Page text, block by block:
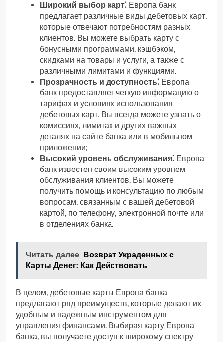
Широкий выбор карт⁚ Европа банк
предлагает различные виды дебетовых карт,
которые отвечают потребностям разных
клиентов. Вы можете выбрать карту с
бонусными программами, кэшбэком,
скидками на товары и услуги, а также с
различными лимитами и функциями.
Прозрачность и доступность⁚ Европа
банк предоставляет четкую информацию о
тарифах и условиях использования
дебетовых карт. Вы всегда можете узнать о
комиссиях, лимитах и других важных
деталях на сайте банка или в мобильном
приложении;
Высокий уровень обслуживания⁚ Европа
банк известен своим высоким уровнем
обслуживания клиентов. Вы можете
получить помощь и консультацию по любым
вопросам, связанным с вашей дебетовой
картой, по телефону, электронной почте или
в отделениях банка.
Читать далее Возврат Украденных с
Карты Денег: Как Действовать
В целом, дебетовые карты Европа банка
предлагают ряд преимуществ, которые делают их
удобным и надежным инструментом для
управления финансами. Выбирая карту Европа
банка, вы получаете доступ к широкому спектру